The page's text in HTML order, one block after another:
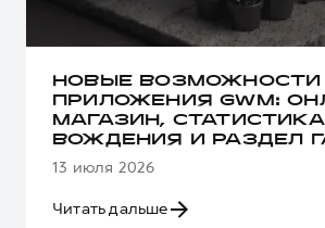
НОВЫЕ ВОЗМОЖНОСТИ
ПРИЛОЖЕНИЯ GWM:
МАГАЗИН, СТАТИСТИКА
ВОЖДЕНИЯ И РАЗДЕЛ
13 июля 2026
Читать дальше